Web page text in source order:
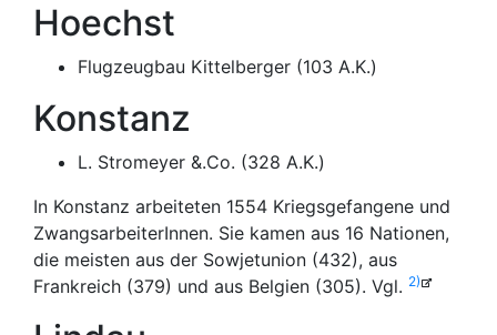
Hoechst
Flugzeugbau Kittelberger (103 A.K.)
Konstanz
L. Stromeyer &.Co. (328 A.K.)
In Konstanz arbeiteten 1554 Kriegsgefangene und
ZwangsarbeiterInnen. Sie kamen aus 16 Nationen,
die meisten aus der Sowjetunion (432), aus
Frankreich (379) und aus Belgien (305). Vgl. 2)